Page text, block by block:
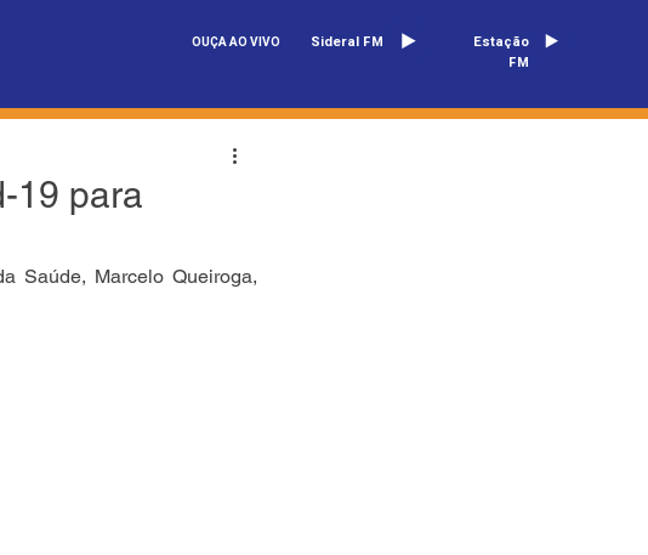
OUÇA AO VIVO Sideral FM
Estação
FM
19 para
Saúde, Marcelo Queiroga,